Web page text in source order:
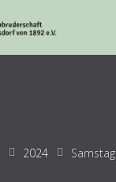
2024 Samstag